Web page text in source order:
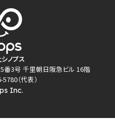
ノプス
3号 千里朝日阪急ビル 16階
（代表）
Inc.